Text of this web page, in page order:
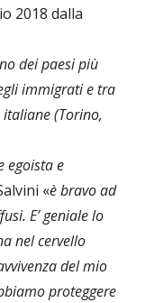
2018 dalla
dei paesi più
immigrati e tra
(Torino,
egoista e
«è bravo ad
E’ geniale lo
nel cervello
del mio
proteggere